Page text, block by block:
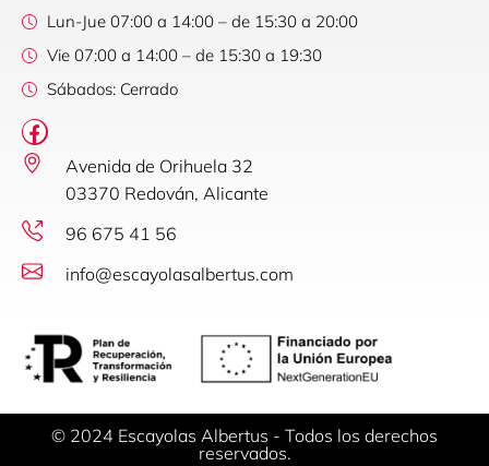
Lun-Jue 07:00 a 14:00 – de 15:30 a 20:00
Vie 07:00 a 14:00 – de 15:30 a 19:30
Sábados: Cerrado
Avenida de Orihuela 32
03370 Redován, Alicante
96 675 41 56
info@escayolasalbertus.com
© 2024 Escayolas Albertus - Todos los derechos
reservados.